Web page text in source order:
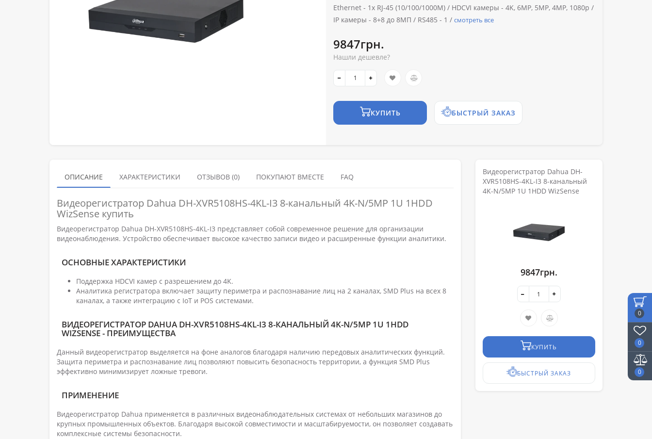
0
0
0
Ethernet - 1х RJ-45 (10/100/1000M) / HDCVI камеры - 4K, 6MP, 5MP, 4MP, 1080p /
IP камеры - 8+8 до 8МП / RS485 - 1 / смотреть все
9847грн.
Нашли дешевле?
КУПИТЬ БЫСТРЫЙ ЗАКАЗ
ОПИСАНИЕ ХАРАКТЕРИСТИКИ ОТЗЫВОВ (0) ПОКУПАЮТ ВМЕСТЕ FAQ
Видеорегистратор Dahua DH-XVR5108HS-4KL-I3 8-канальный 4K-N/5MP 1U 1HDD
WizSense купить
Видеорегистратор Dahua DH-XVR5108HS-4KL-I3 представляет собой современное решение для организации
видеонаблюдения. Устройство обеспечивает высокое качество записи видео и расширенные функции аналитики.
ОСНОВНЫЕ ХАРАКТЕРИСТИКИ
Поддержка HDCVI камер с разрешением до 4K.
Аналитика регистратора включает защиту периметра и распознавание лиц на 2 каналах, SMD Plus на всех 8
каналах, а также интеграцию с IoT и POS системами.
ВИДЕОРЕГИСТРАТОР DAHUA DH-XVR5108HS-4KL-I3 8-КАНАЛЬНЫЙ 4K-N/5MP 1U 1HDD
WIZSENSE - ПРЕИМУЩЕСТВА
Данный видеорегистратор выделяется на фоне аналогов благодаря наличию передовых аналитических функций.
Защита периметра и распознавание лиц позволяют повысить безопасность территории, а функция SMD Plus
эффективно минимизирует ложные тревоги.
ПРИМЕНЕНИЕ
Видеорегистратор Dahua применяется в различных видеонаблюдательных системах от небольших магазинов до
крупных промышленных объектов. Благодаря высокой совместимости и масштабируемости, он позволяет создавать
комплексные системы безопасности.
Видеорегистратор Dahua DH-
XVR5108HS-4KL-I3 8-канальный
4K-N/5MP 1U 1HDD WizSense
9847грн.
КУПИТЬ
БЫСТРЫЙ ЗАКАЗ